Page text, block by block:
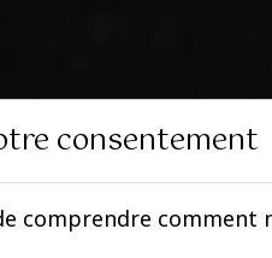
consentement
comprendre